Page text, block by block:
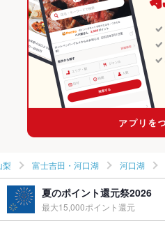
梨 富士吉田・河口湖 河口湖
夏のポイント還元祭2026
最大15,000ポイント還元